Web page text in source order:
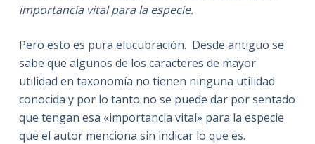
importancia vital para la especie.
Pero esto es pura elucubración. Desde antiguo se
sabe que algunos de los caracteres de mayor
utilidad en taxonomía no tienen ninguna utilidad
conocida y por lo tanto no se puede dar por sentado
que tengan esa «importancia vital» para la especie
que el autor menciona sin indicar lo que es.